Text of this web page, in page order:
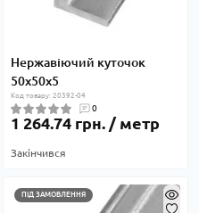
Нержавіючий куточок
50х50х5
Код товару: 20392-04
0
1 264.74 грн. / метр
Закінчився
ПІД ЗАМОВЛЕННЯ